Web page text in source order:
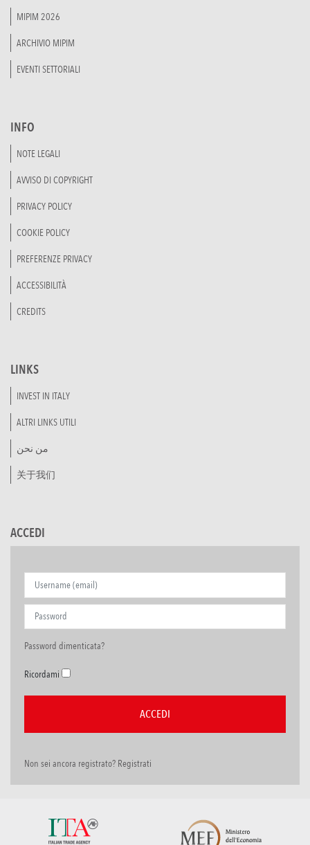
MIPIM 2026
ARCHIVIO MIPIM
EVENTI SETTORIALI
INFO
NOTE LEGALI
AVVISO DI COPYRIGHT
PRIVACY POLICY
COOKIE POLICY
PREFERENZE PRIVACY
ACCESSIBILITÀ
CREDITS
LINKS
INVEST IN ITALY
ALTRI LINKS UTILI
من نحن
关于我们
ACCEDI
Password dimenticata?
Ricordami
Non sei ancora registrato? Registrati